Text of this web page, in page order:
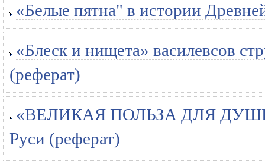
«Белые пятна" в истории
«Блеск и нищета» василевсов
(реферат)
«ВЕЛИКАЯ ПОЛЬЗА ДЛЯ ДУШИ
Руси (реферат)